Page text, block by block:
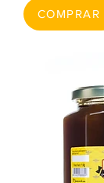
COMPRAR